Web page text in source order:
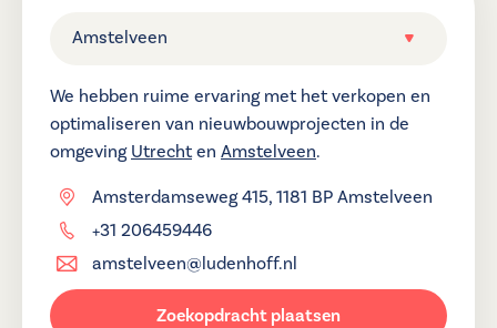
Amstelveen
We hebben ruime ervaring met het verkopen en
optimaliseren van nieuwbouwprojecten in de
omgeving Utrechten Amstelveen.
Amsterdamseweg 415, 1181 BP Amstelveen
+31 206459446
amstelveen@ludenhoff.nl
Zoekopdracht plaatsen